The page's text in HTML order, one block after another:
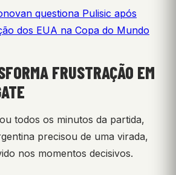
questiona Pulisic após
dos EUA na Copa do Mundo
FRUSTRAÇÃO EM
todos os minutos da partida,
precisou de uma virada,
nos momentos decisivos.